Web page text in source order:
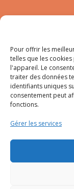
Pour offrir les
telles que les
l'appareil. Le
traiter des données
identifiants uniques
consentement peut
fonctions.
Gérer les services
Mail:
Adresse :
© 2023 Mairie